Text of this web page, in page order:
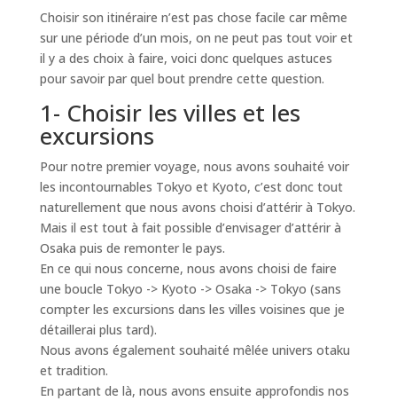
Choisir son itinéraire n’est pas chose facile car même
sur une période d’un mois, on ne peut pas tout voir et
il y a des choix à faire, voici donc quelques astuces
pour savoir par quel bout prendre cette question.
1- Choisir les villes et les
excursions
Pour notre premier voyage, nous avons souhaité voir
les incontournables Tokyo et Kyoto, c’est donc tout
naturellement que nous avons choisi d’attérir à Tokyo.
Mais il est tout à fait possible d’envisager d’attérir à
Osaka puis de remonter le pays.
En ce qui nous concerne, nous avons choisi de faire
une boucle Tokyo -> Kyoto -> Osaka -> Tokyo (sans
compter les excursions dans les villes voisines que je
détaillerai plus tard).
Nous avons également souhaité mêlée univers otaku
et tradition.
En partant de là, nous avons ensuite approfondis nos